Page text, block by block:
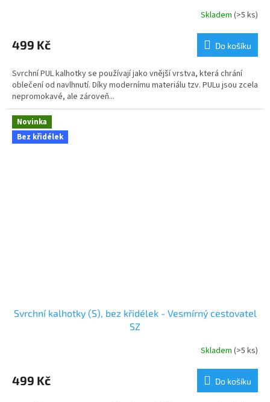
Skladem (>5 ks)
499 Kč Do košíku
Svrchní PUL kalhotky se používají jako vnější vrstva, která chrání
oblečení od navlhnutí. Díky modernímu materiálu tzv. PULu jsou zcela
nepromokavé, ale zároveň...
Novinka
Bez křidélek
Svrchní kalhotky (S), bez křidélek - Vesmírný cestovatel
SZ
Skladem (>5 ks)
499 Kč Do košíku